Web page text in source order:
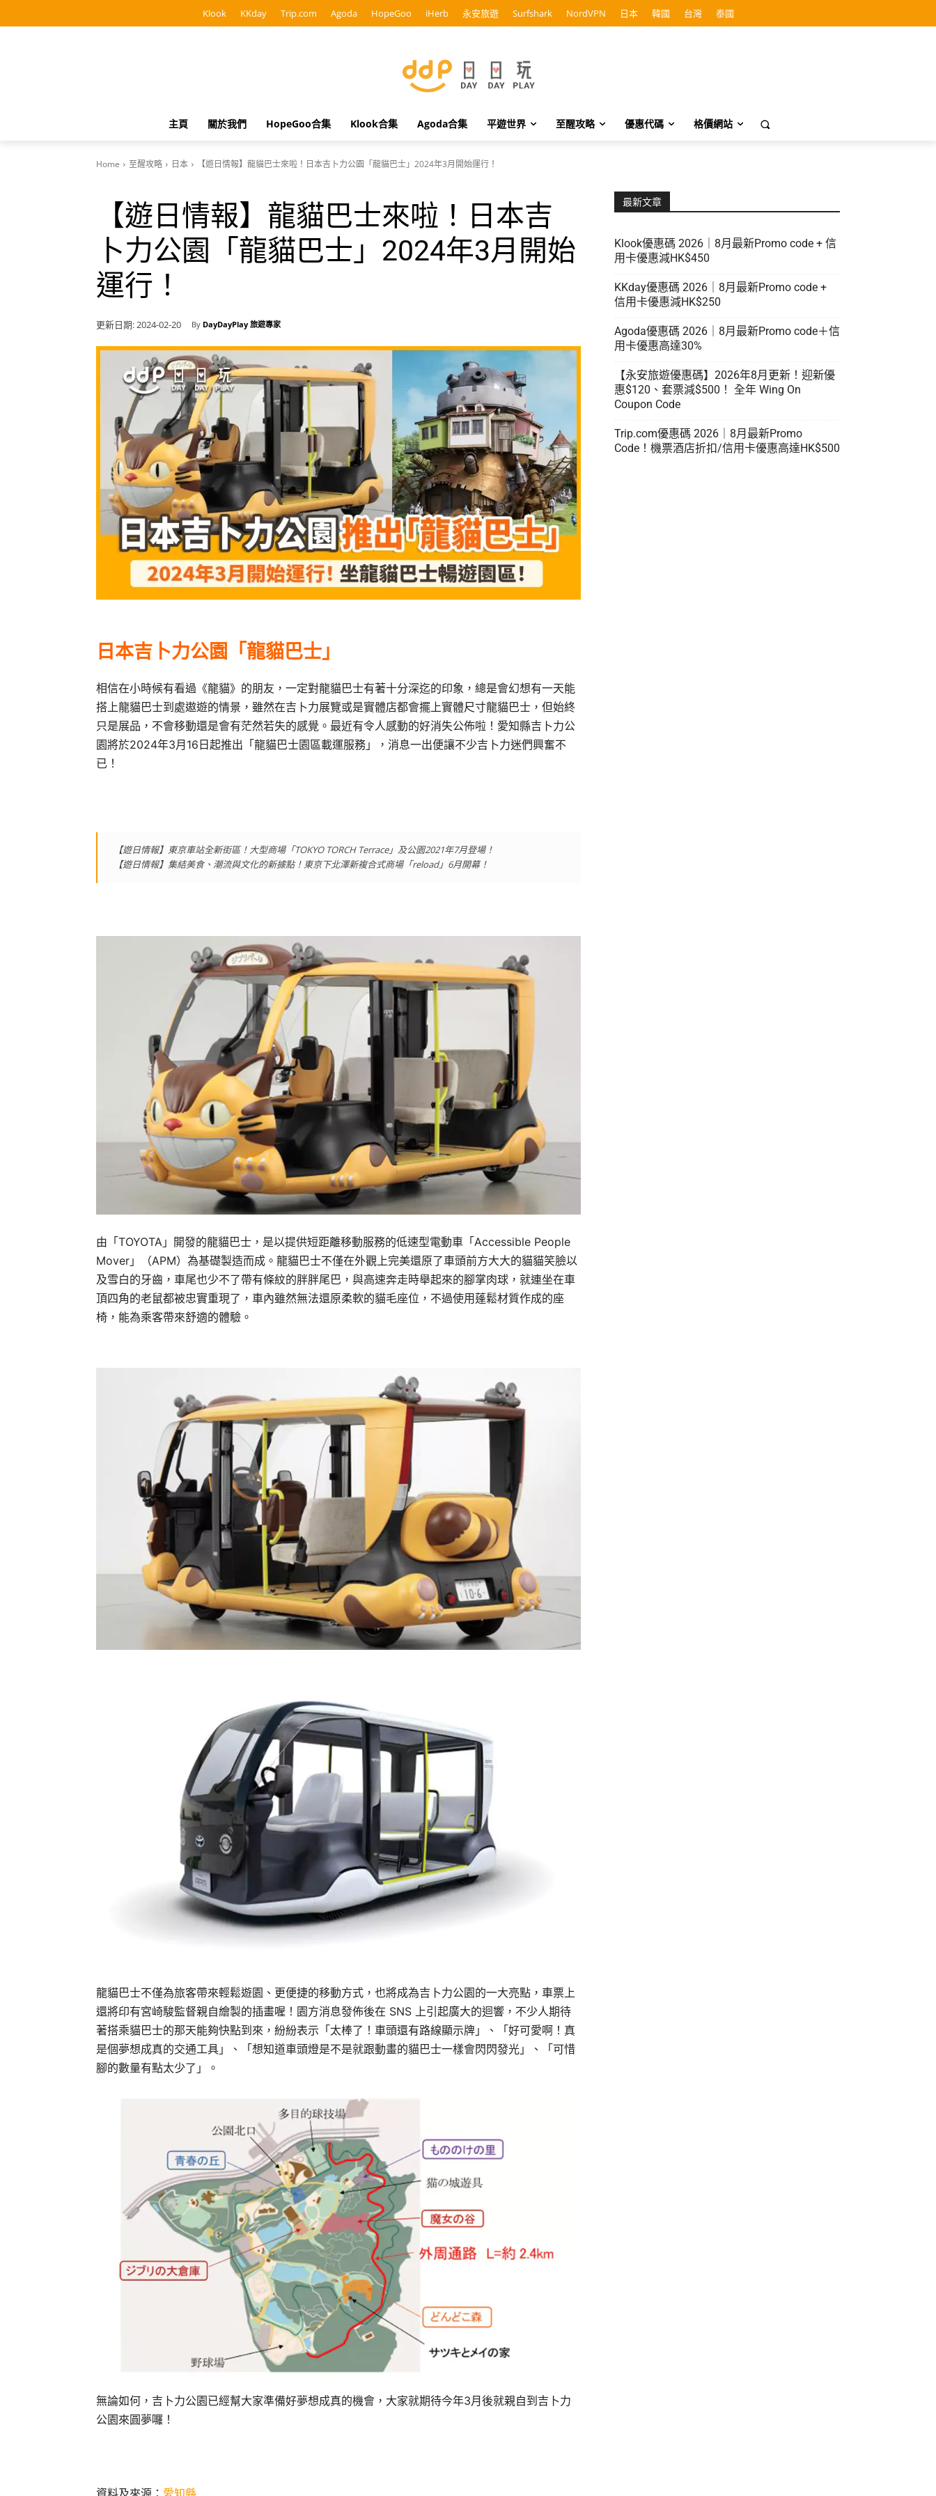
Klook KKday Trip.com Agoda HopeGoo iHerb 永安旅遊 Surfshark NordVPN 日本 韓國 台灣 泰國
主頁 關於我們 HopeGoo合集 Klook合集 Agoda合集 平遊世界 至醒攻略 優惠代碼 格價網站
Home 至醒攻略 日本 【遊日情報】龍貓巴士來啦！日本吉卜力公園「龍貓巴士」2024年3月開始運行！
【遊日情報】龍貓巴士來啦！日本吉
卜力公園「龍貓巴士」2024年3月開始
運行！
更新日期:2024-02-20 By DayDayPlay 旅遊專家
日本吉卜力公園「龍貓巴士」
相信在小時候有看過《龍貓》的朋友，一定對龍貓巴士有著十分深迄的印象，總是會幻想有一天能
搭上龍貓巴士到處遨遊的情景，雖然在吉卜力展覽或是實體店都會擺上實體尺寸龍貓巴士，但始終
只是展品，不會移動還是會有茫然若失的感覺。最近有令人感動的好消失公佈啦！愛知縣吉卜力公
園將於2024年3月16日起推出「龍貓巴士園區載運服務」，消息一出便讓不少吉卜力迷們興奮不
已！
【遊日情報】東京車站全新街區！大型商場「TOKYO TORCH Terrace」及公園2021年7月登場！
【遊日情報】集結美食、潮流與文化的新據點！東京下北澤新複合式商場「reload」6月開幕！
由「TOYOTA」開發的龍貓巴士，是以提供短距離移動服務的低速型電動車「Accessible People
Mover」（APM）為基礎製造而成。龍貓巴士不僅在外觀上完美還原了車頭前方大大的貓貓笑臉以
及雪白的牙齒，車尾也少不了帶有條紋的胖胖尾巴，與高速奔走時舉起來的腳掌肉球，就連坐在車
頂四角的老鼠都被忠實重現了，車內雖然無法還原柔軟的貓毛座位，不過使用蓬鬆材質作成的座
椅，能為乘客帶來舒適的體驗。
龍貓巴士不僅為旅客帶來輕鬆遊園、更便捷的移動方式，也將成為吉卜力公園的一大亮點，車票上
還將印有宮崎駿監督親自繪製的插畫喔！園方消息發佈後在 SNS 上引起廣大的迴響，不少人期待
著搭乘貓巴士的那天能夠快點到來，紛紛表示「太棒了！車頭還有路線顯示牌」、「好可愛啊！真
是個夢想成真的交通工具」、「想知道車頭燈是不是就跟動畫的貓巴士一樣會閃閃發光」、「可惜
腳的數量有點太少了」。
無論如何，吉卜力公園已經幫大家準備好夢想成真的機會，大家就期待今年3月後就親自到吉卜力
公園來圓夢囉！
最新文章
Klook優惠碼 2026｜8月最新Promo code + 信
用卡優惠減HK$450
KKday優惠碼 2026｜8月最新Promo code +
信用卡優惠減HK$250
Agoda優惠碼 2026｜8月最新Promo code＋信
用卡優惠高達30%
【永安旅遊優惠碼】2026年8月更新！迎新優
惠$120、套票減$500！ 全年 Wing On
Coupon Code
Trip.com優惠碼 2026｜8月最新Promo
Code！機票酒店折扣/信用卡優惠高達HK$500